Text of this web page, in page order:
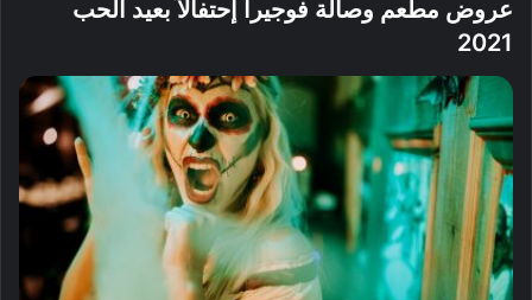
عروض مطعم وصالة فوجيرا إحتفالاً بعيد الحب
2021